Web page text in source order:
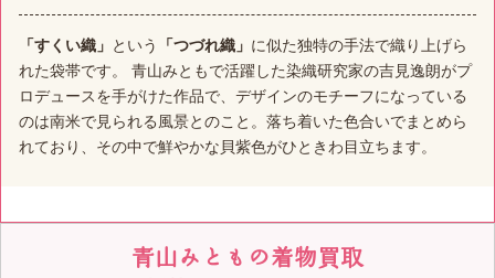
「すくい織」 という 「つづれ織」 に似た独特の手法で織り上げら
れた袋帯です。 青山みともで活躍した染織研究家の吉見逸朗がプ
ロデュースを手がけた作品で、デザインのモチーフになっている
のは南米で見られる風景とのこと。落ち着いた色合いでまとめら
れており、その中で鮮やかな貝紫色がひときわ目立ちます。
青山みともの着物買取